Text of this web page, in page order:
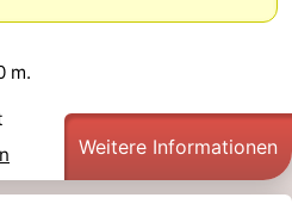
m.
Weitere Informationen